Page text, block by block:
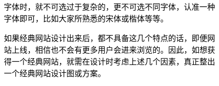
字体时，就不可选过于复杂的，更不可选不同字体，认准一种
字体即可，比如大家所熟悉的宋体或楷体等等。
如果经典网站设计出来后，都不具备这几个特点的话，即便网
站上线，相信也不会有更多用户会进来浏览的。因此，如想获
得一个经典网站，就需在设计时考虑上述几个因素，真正整出
一个经典网站设计图或方案。